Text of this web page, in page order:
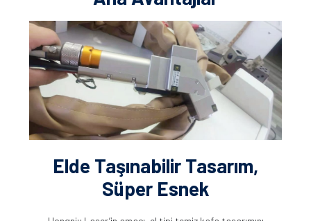
Elde Taşınabilir Tasarım,
Süper Esnek